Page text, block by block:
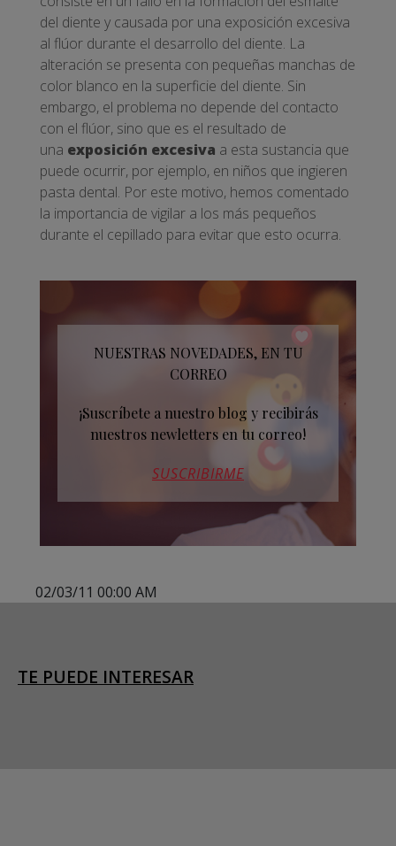
del diente y causada por una exposición excesiva
al flúor durante el desarrollo del diente. La
alteración se presenta con pequeñas manchas de
color blanco en la superficie del diente. Sin
embargo, el problema no depende del contacto
con el flúor, sino que es el resultado de
una exposición excesiva a esta sustancia que
puede ocurrir, por ejemplo, en niños que ingieren
pasta dental. Por este motivo, hemos comentado
la importancia de vigilar a los más pequeños
durante el cepillado para evitar que esto ocurra.
NUESTRAS NOVEDADES, EN TU
CORREO
¡Suscríbete a nuestro blog y recibirás
nuestros newletters en tu correo!
SUSCRIBIRME
02/03/11 00:00 AM
TE PUEDE INTERESAR